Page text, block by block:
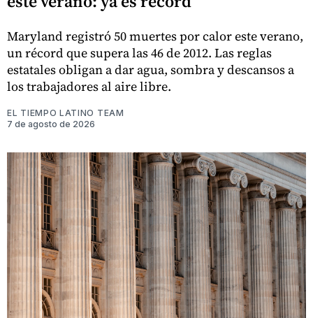
Maryland registró 50 muertes por calor este verano,
un récord que supera las 46 de 2012. Las reglas
estatales obligan a dar agua, sombra y descansos a
los trabajadores al aire libre.
EL TIEMPO LATINO TEAM
7 de agosto de 2026